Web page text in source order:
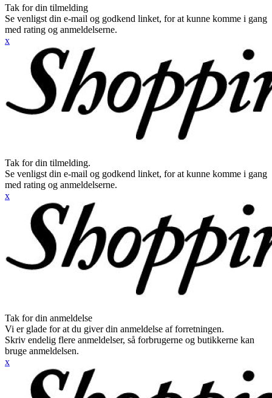
Tak for din tilmelding
Se venligst din e-mail og godkend linket, for at kunne komme i gang
med rating og anmeldelserne.
x
Tak for din tilmelding.
Se venligst din e-mail og godkend linket, for at kunne komme i gang
med rating og anmeldelserne.
x
Tak for din anmeldelse
Vi er glade for at du giver din anmeldelse af forretningen.
Skriv endelig flere anmeldelser, så forbrugerne og butikkerne kan
bruge anmeldelsen.
x